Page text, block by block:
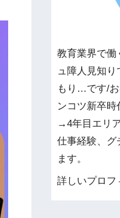
教育業界で働
ュ障人見知
もり…です/
ンコツ新卒
→4年目エリ
仕事経験、グ
ます。
詳しいプロフ